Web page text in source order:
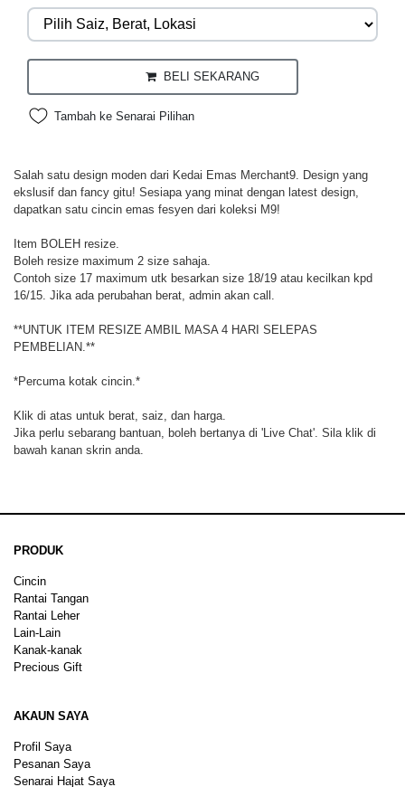
BELI SEKARANG
Tambah ke Senarai Pilihan
Salah satu design moden dari Kedai Emas Merchant9. Design yang
ekslusif dan fancy gitu! Sesiapa yang minat dengan latest design,
dapatkan satu cincin emas fesyen dari koleksi M9!
Item BOLEH resize.
Boleh resize maximum 2 size sahaja.
Contoh size 17 maximum utk besarkan size 18/19 atau kecilkan kpd
16/15. Jika ada perubahan berat, admin akan call.
**UNTUK ITEM RESIZE AMBIL MASA 4 HARI SELEPAS
PEMBELIAN.**
*Percuma kotak cincin.*
Klik di atas untuk berat, saiz, dan harga.
Jika perlu sebarang bantuan, boleh bertanya di 'Live Chat'. Sila klik di
bawah kanan skrin anda.
PRODUK
Cincin
Rantai Tangan
Rantai Leher
Lain-Lain
Kanak-kanak
Precious Gift
AKAUN SAYA
Profil Saya
Pesanan Saya
Senarai Hajat Saya